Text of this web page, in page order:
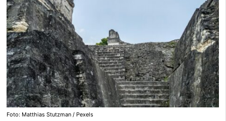
Foto: Matthias Stutzman / Pexels